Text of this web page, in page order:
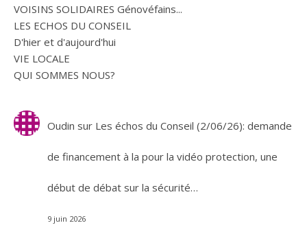
VOISINS SOLIDAIRES Génovéfains...
LES ECHOS DU CONSEIL
D'hier et d'aujourd'hui
VIE LOCALE
QUI SOMMES NOUS?
Oudin sur Les échos du Conseil (2/06/26): demande
de financement à la pour la vidéo protection, une
début de débat sur la sécurité…
9 juin 2026